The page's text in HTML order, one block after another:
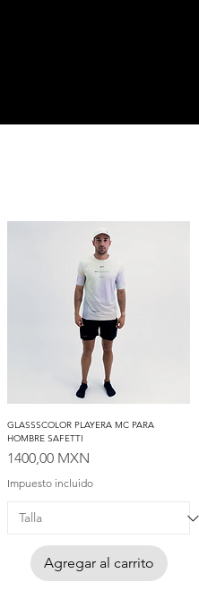
GLASSSCOLOR PLAYERA MC PARA
HOMBRE SAFETTI
Precio
1400,00 MXN
Impuesto incluido
Agregar al carrito